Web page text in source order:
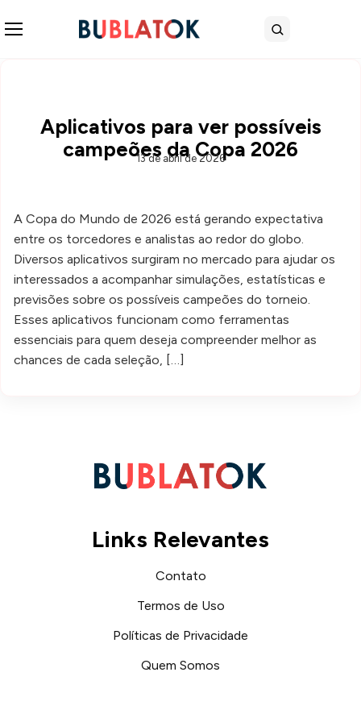
Buscar
Aplicativos para ver possíveis
campeões da Copa 2026
13 de abril de 2026
A Copa do Mundo de 2026 está gerando expectativa
entre os torcedores e analistas ao redor do globo.
Diversos aplicativos surgiram no mercado para ajudar os
interessados a acompanhar simulações, estatísticas e
previsões sobre os possíveis campeões do torneio.
Esses aplicativos funcionam como ferramentas
essenciais para quem deseja compreender melhor as
chances de cada seleção, […]
Links Relevantes
Contato
Termos de Uso
Políticas de Privacidade
Quem Somos